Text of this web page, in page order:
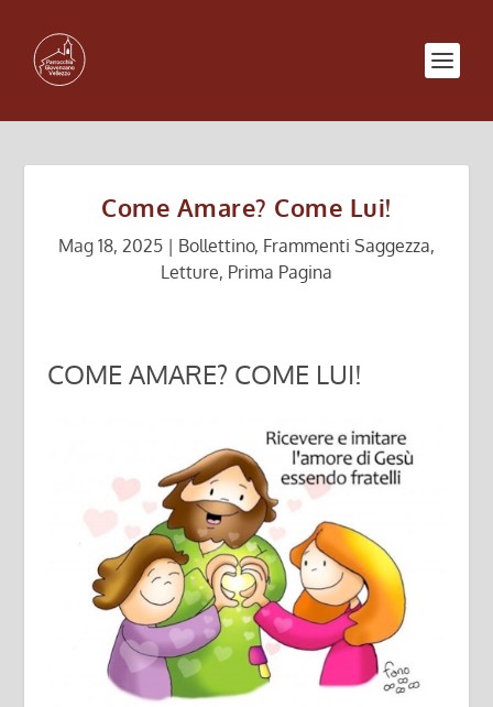
Come Amare? Come Lui!
Mag 18, 2025 | Bollettino, Frammenti Saggezza,
Letture, Prima Pagina
COME AMARE? COME LUI!